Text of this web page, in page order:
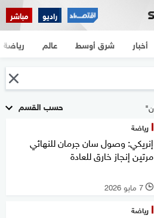
راديو مباشر
أخبار شرق أوسط عالم رياضة
حسب القسم
رياضة
إنريكي: وصول سان جرمان للنهائي
مرتين إنجاز خارق للعادة
l 7 مايو 2026
رياضة